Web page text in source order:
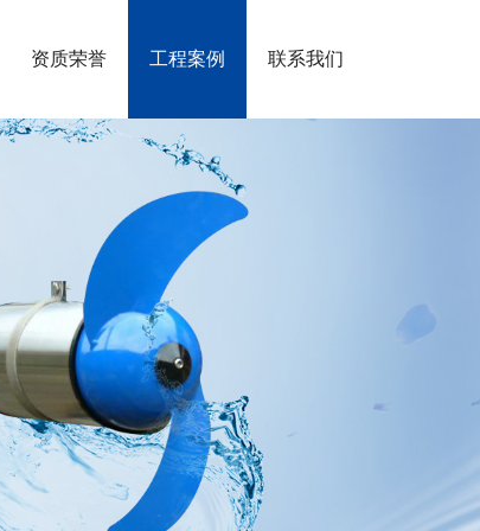
资质荣誉 工程案例 联系我们